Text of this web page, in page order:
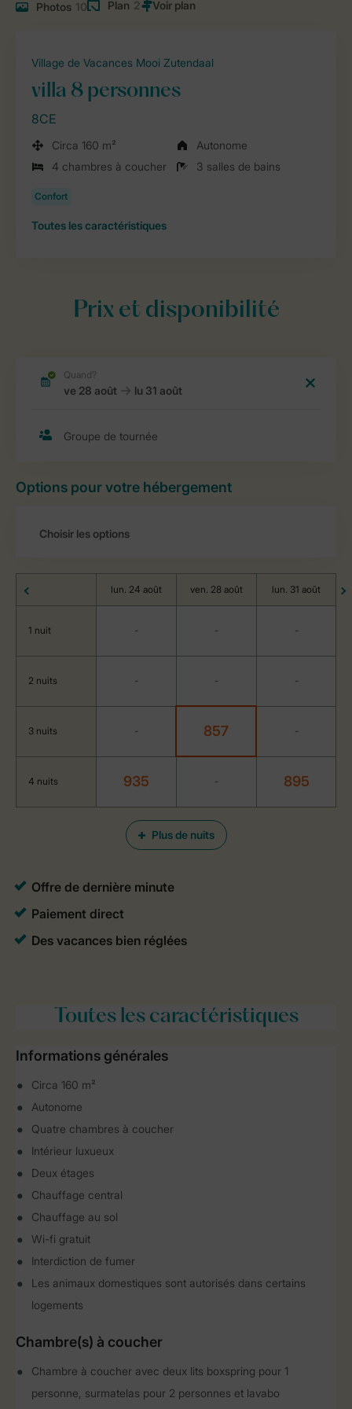
Photos 10 Plan 2
Village de Vacances Mooi Zutendaal
villa 8 personnes
8CE
Circa 160 m²
Autonome
4 chambres à coucher
3 salles de bains
Toutes les caractéristiques
Prix et disponibilité
Options pour votre hébergement
Plus de nuits
lun. 24 août ven. 28 août lun. 31 août
1 nuit - - -
2 nuits - - -
3 nuits - 857 -
4 nuits 935 - 895
Toutesles caractéristiques
Informations générales
Circa 160 m²
Autonome
Quatre chambres à coucher
Intérieur luxueux
Deux étages
Chauffage central
Chauffage au sol
Wi-fi gratuit
Interdiction de fumer
Les animaux domestiques sont autorisés dans certains
logements
Chambre(s) à coucher
Chambre à coucher avec deux lits boxspring pour 1
personne, surmatelas pour 2 personnes et lavabo